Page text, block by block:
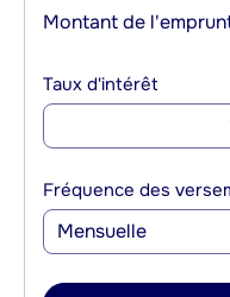
Montant de
Taux d'intérêt
Fréquence des
Mensuelle